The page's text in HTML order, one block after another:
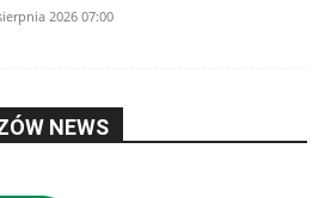
2026 07:00
NEWS